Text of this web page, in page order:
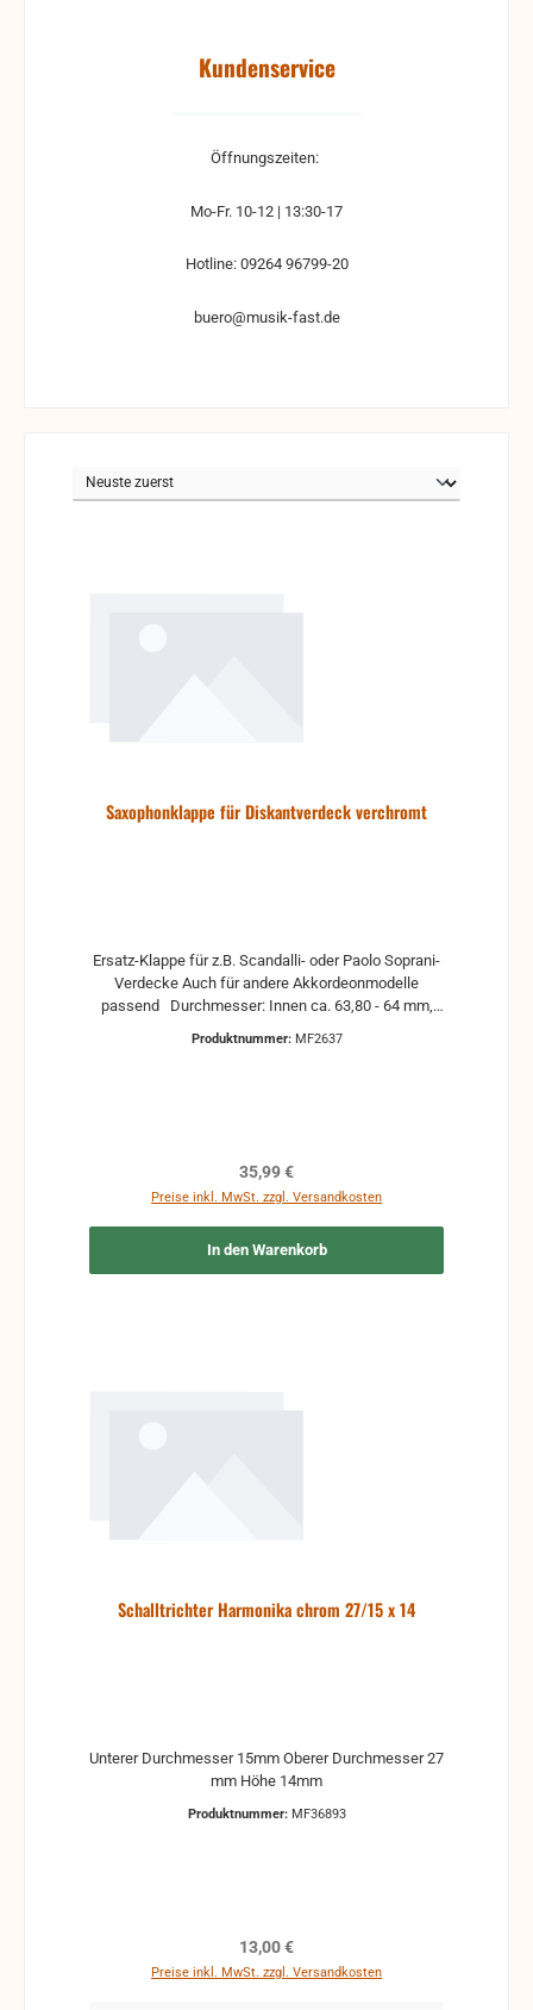
Kundenservice
Öffnungszeiten:
Mo-Fr. 10-12 | 13:30-17
Hotline: 09264 96799-20
buero@musik-fast.de
Saxophonklappe für Diskantverdeck verchromt
Ersatz-Klappe für z.B. Scandalli- oder Paolo Soprani-
Verdecke Auch für andere Akkordeonmodelle
passend Durchmesser: Innen ca. 63,80 - 64 mm,
Produktnummer: MF2637
Regulärer Preis:
35,99 €
Preise inkl. MwSt. zzgl. Versandkosten
In den Warenkorb
Schalltrichter Harmonika chrom 27/15 x 14
Unterer Durchmesser 15mm Oberer Durchmesser 27
mm Höhe 14mm
Produktnummer: MF36893
Regulärer Preis:
13,00 €
Preise inkl. MwSt. zzgl. Versandkosten